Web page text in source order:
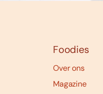
Foodies
Over ons
Magazine